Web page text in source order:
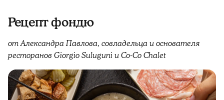
Рецепт фондю
от Александра Павлова, совладельца и основателя
ресторанов Giorgio Suluguni и Co-Co Chalet